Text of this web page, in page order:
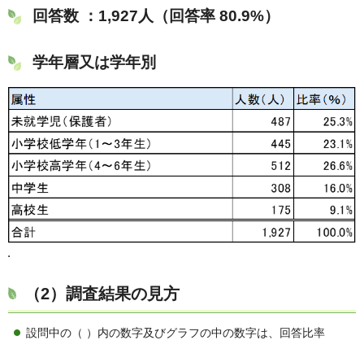
回答数 ：1,927人（回答率 80.9%）
学年層又は学年別
（2）調査結果の見方
設問中の（ ）内の数字及びグラフの中の数字は、回答比率